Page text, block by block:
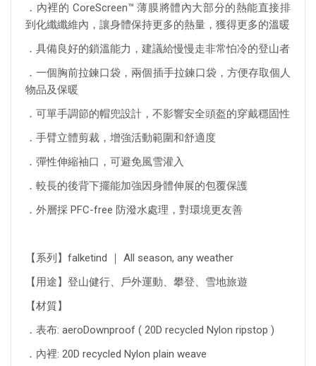
．內裡的 CoreScreen™ 薄膜將體內大部分的熱能直接排
到化纖纖維內，讓身體保持更多的熱量，獲得更多的溫暖
．具備良好的鎖溫能力，建議給慢慢走非常怕冷的登山者
．一個胸前拉鍊口袋，兩個插手拉鍊口袋，方便存取個人
物品及保暖
．可單手調節的帽兜設計，不影響安全頭盔的穿戴穩固性
．手臂立體剪裁，增強活動範圍和舒適度
．彈性伸縮袖口，可避免風雪灌入
．較長的後背下擺能加強因身體伸展的包覆保護
．外層採 PFC-free 防潑水處理，對環境更友善
【系列】falketind ｜ All season, any weather
【用途】登山健行、戶外運動、攀登、雪地旅遊
【材質】
．表布: aeroDownproof ( 20D recycled Nylon ripstop )
．內裡: 20D recycled Nylon plain weave